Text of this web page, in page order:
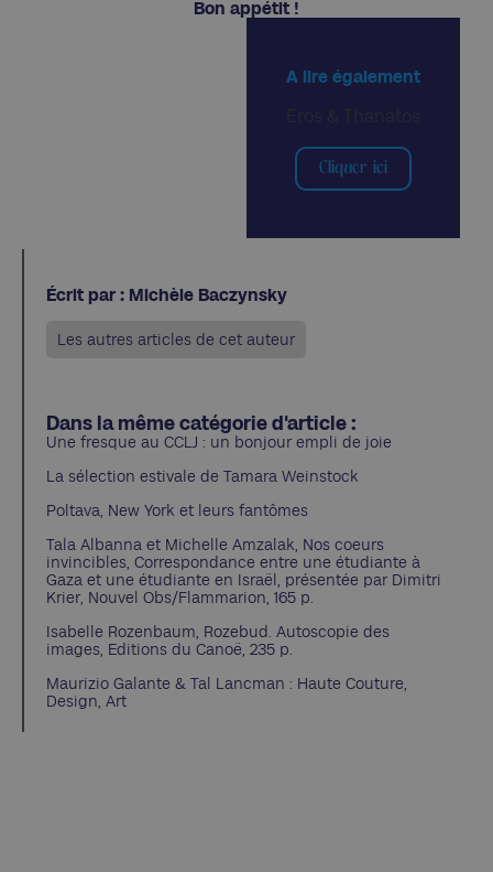
Bon appétit !
A lire également
Cliquer ici
Écrit par : Michèle Baczynsky
Les autres articles de cet auteur
Dans la même catégorie d'article :
Une fresque au CCLJ : un bonjour empli de joie
La sélection estivale de Tamara Weinstock
Poltava, New York et leurs fantômes
Tala Albanna et Michelle Amzalak, Nos coeurs
invincibles, Correspondance entre une étudiante à
Gaza et une étudiante en Israël, présentée par Dimitri
Krier, Nouvel Obs/Flammarion, 165 p.
Isabelle Rozenbaum, Rozebud. Autoscopie des
images, Editions du Canoë, 235 p.
Maurizio Galante & Tal Lancman : Haute Couture,
Design, Art